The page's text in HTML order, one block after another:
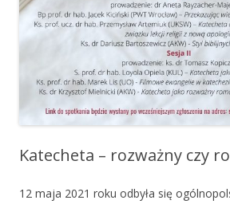
Katecheta – rozważny czy
12 maja 2021 roku odbyła się